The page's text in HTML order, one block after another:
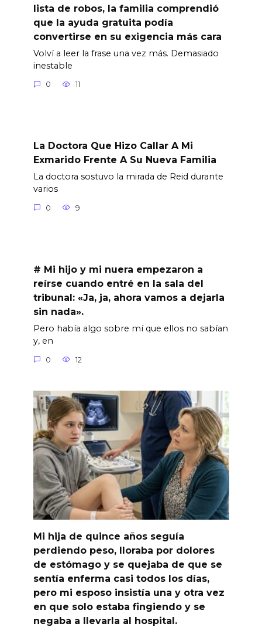
lista de robos, la familia comprendió
que la ayuda gratuita podía
convertirse en su exigencia más cara
Volví a leer la frase una vez más. Demasiado
inestable
0 11
La Doctora Que Hizo Callar A Mi
Exmarido Frente A Su Nueva Familia
La doctora sostuvo la mirada de Reid durante
varios
0 9
# Mi hijo y mi nuera empezaron a
reírse cuando entré en la sala del
tribunal: «Ja, ja, ahora vamos a dejarla
sin nada».
Pero había algo sobre mí que ellos no sabían
y, en
0 12
Mi hija de quince años seguía
perdiendo peso, lloraba por dolores
de estómago y se quejaba de que se
sentía enferma casi todos los días,
pero mi esposo insistía una y otra vez
en que solo estaba fingiendo y se
negaba a llevarla al hospital.